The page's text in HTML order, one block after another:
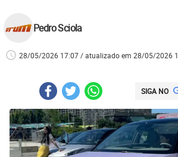
Pedro Sciola
28/05/2026 17:07 / atualizado em 28/05/2026
SIGA NO